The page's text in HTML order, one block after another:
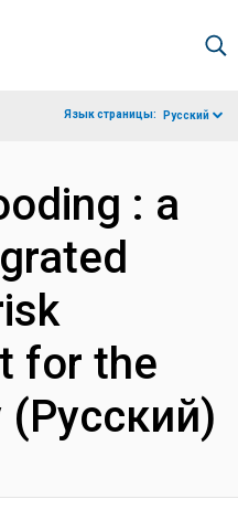
Язык страницы: Русский
: a
for the